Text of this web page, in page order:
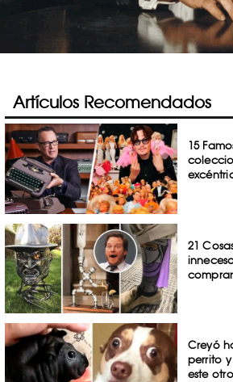
Artículos Recomendados
15
21
Creyó
perrito
este